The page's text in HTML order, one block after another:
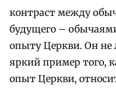
контраст между
будущего –
опыту Церкви. Он не
яркий пример того,
опыт Церкви,